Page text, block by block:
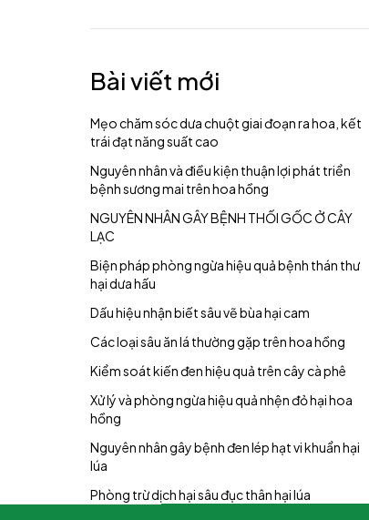
Bài viết mới
Mẹo chăm sóc dưa chuột giai đoạn ra hoa, kết
trái đạt năng suất cao
Nguyên nhân và điều kiện thuận lợi phát triển
bệnh sương mai trên hoa hồng
NGUYÊN NHÂN GÂY BỆNH THỐI GỐC Ở CÂY
LẠC
Biện pháp phòng ngừa hiệu quả bệnh thán thư
hại dưa hấu
Dấu hiệu nhận biết sâu vẽ bùa hại cam
Các loại sâu ăn lá thường gặp trên hoa hồng
Kiểm soát kiến đen hiệu quả trên cây cà phê
Xử lý và phòng ngừa hiệu quả nhện đỏ hại hoa
hồng
Nguyên nhân gây bệnh đen lép hạt vi khuẩn hại
lúa
Phòng trừ dịch hại sâu đục thân hại lúa